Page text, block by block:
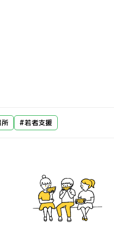
#若者支援